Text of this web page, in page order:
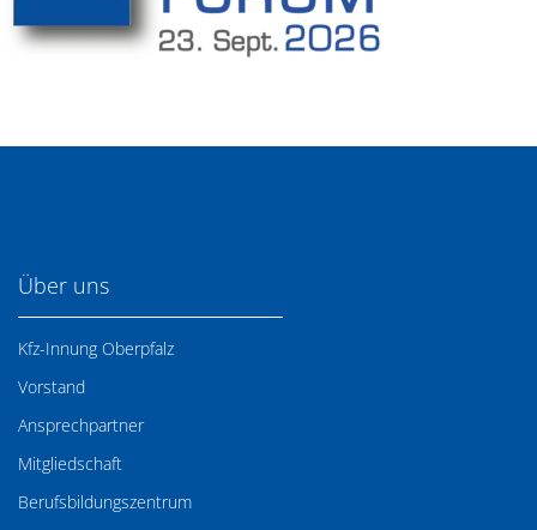
Über uns
Kfz-Innung Oberpfalz
Vorstand
Ansprechpartner
Mitgliedschaft
Berufsbildungszentrum